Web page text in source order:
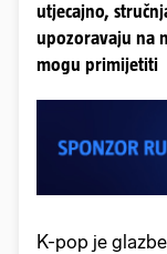
utjecajno,
upozoravaju na
mogu primijetiti
K-pop je